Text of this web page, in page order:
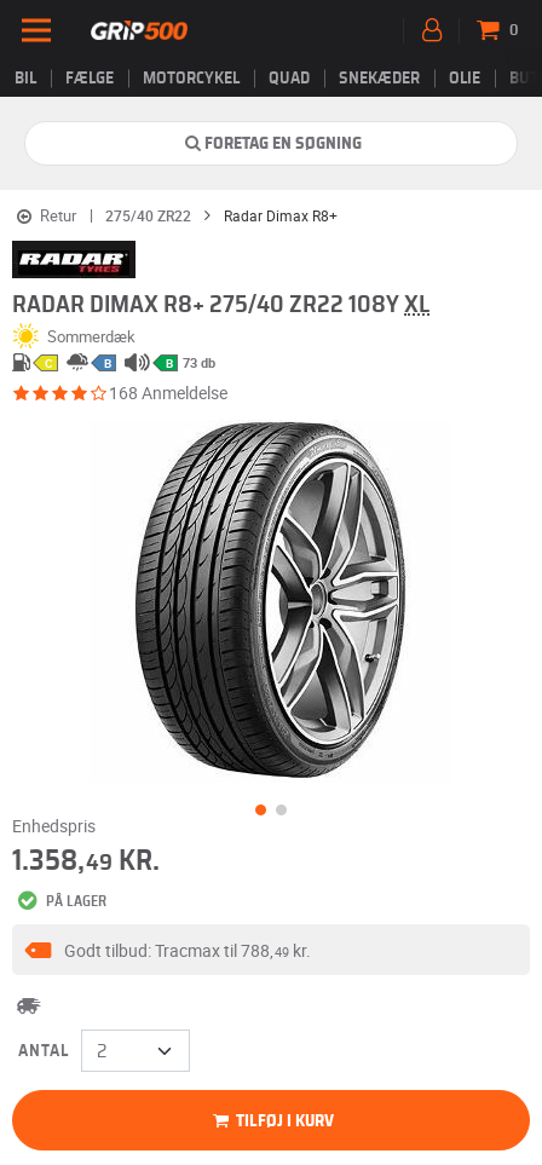
BIL FÆLGE MOTORCYKEL QUAD SNEKÆDER OLIE
0
FORETAG EN SØGNING
Retur 275/40 ZR22 Radar Dimax R8+
RADAR DIMAX R8+ 275/40 ZR22 108Y XL
Sommerdæk
C B B 73 db
168 Anmeldelse
Enhedspris
1.358,49 KR.
PÅ LAGER
Godt tilbud: Tracmax til788,49kr.
ANTAL
TILFØJ I KURV